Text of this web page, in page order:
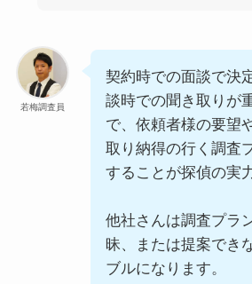
若梅調査員
契約時での面談で決
談時での聞き取りが
で、依頼者様の要望
取り納得の行く調査
することが探偵の実
他社さんは調査プラ
昧、または提案でき
ブルになります。